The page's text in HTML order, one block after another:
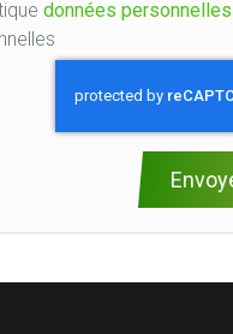
données personnelles